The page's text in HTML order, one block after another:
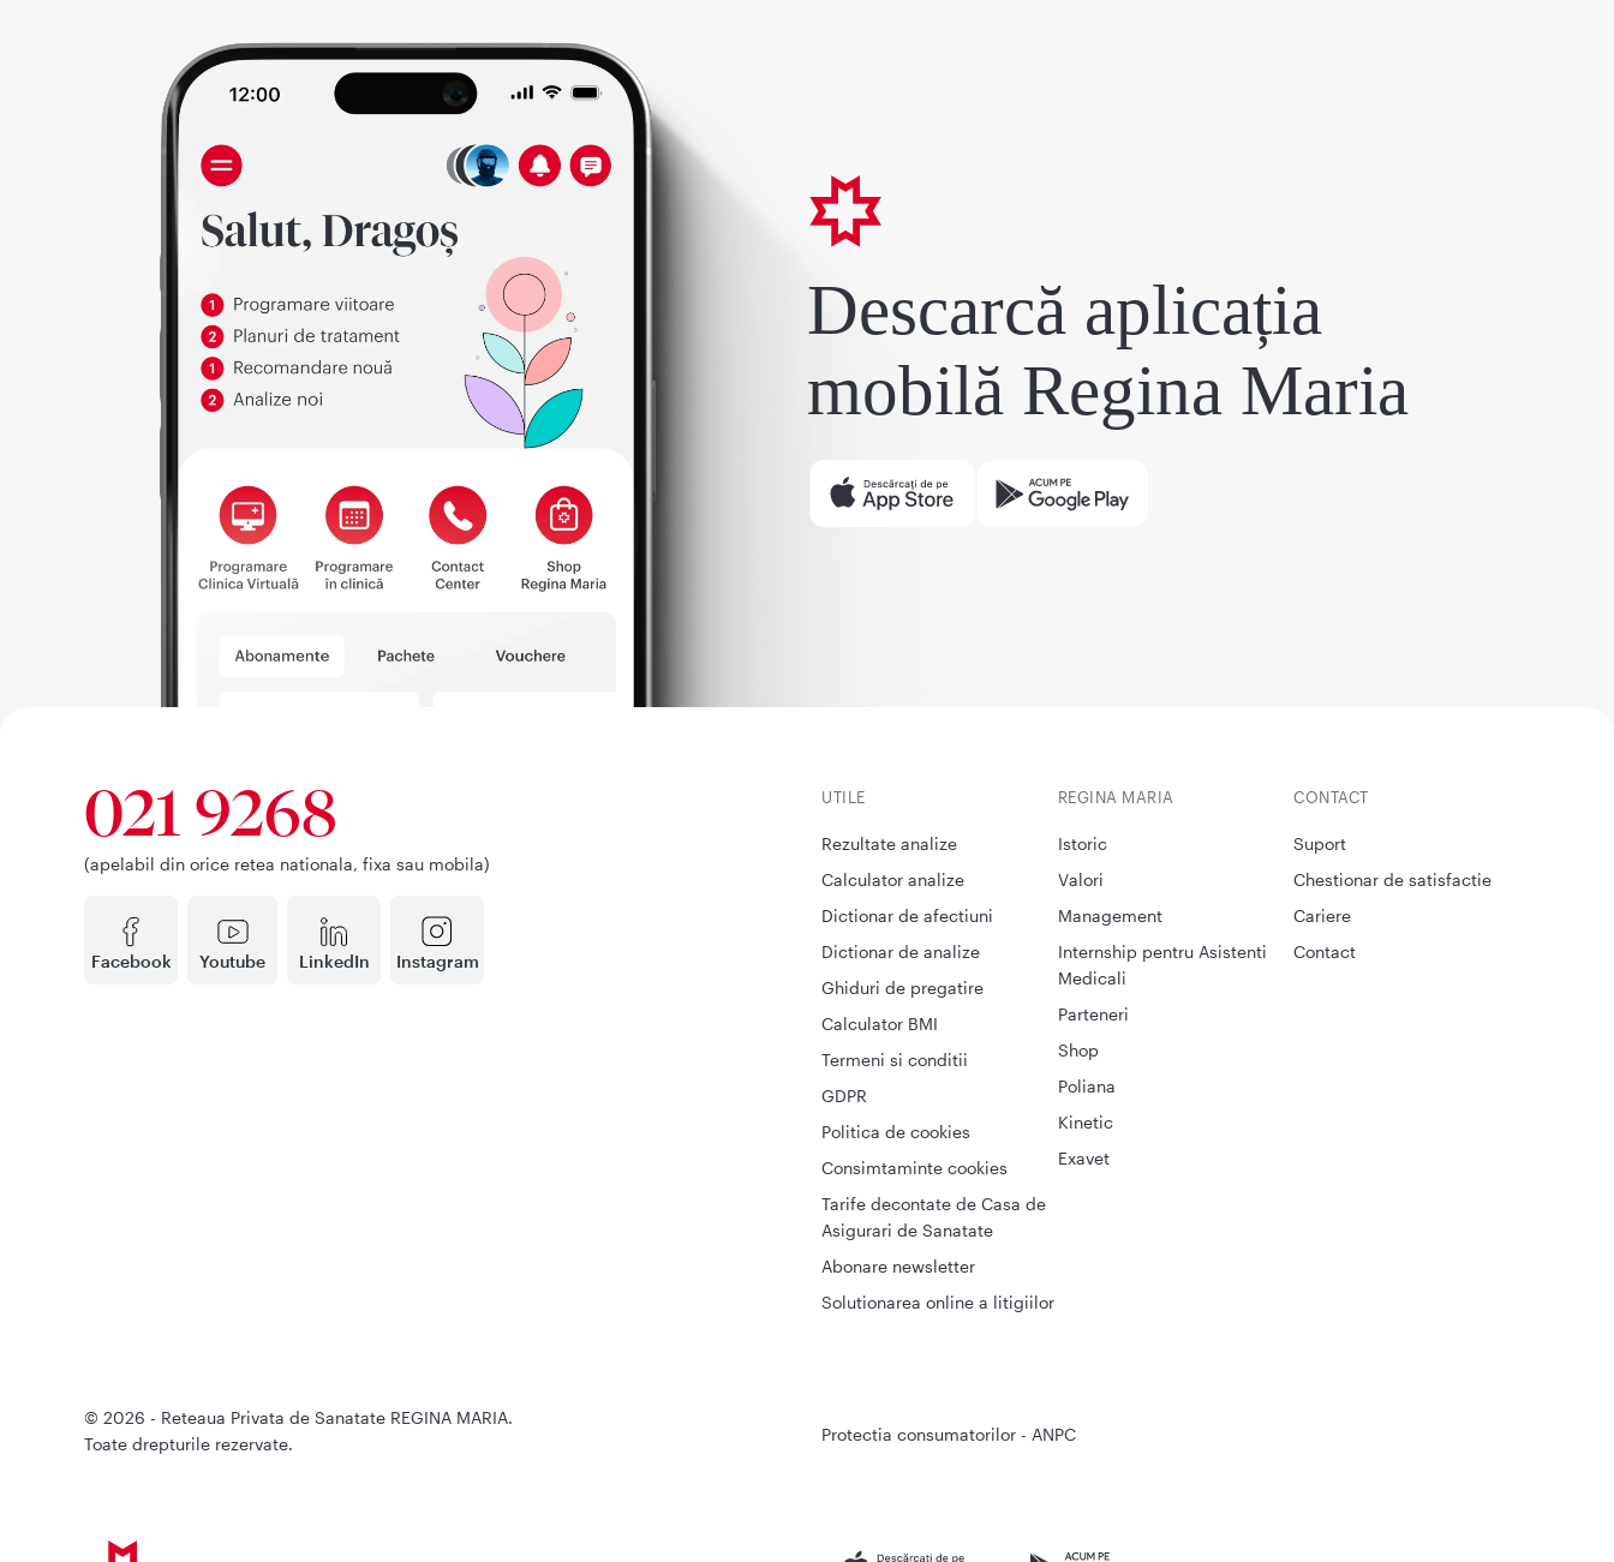
Descarcă aplicația
mobilă Regina Maria
Facebook Youtube LinkedIn Instagram
021 9268
(apelabil din orice retea nationala, fixa sau mobila)
UTILE
Rezultate analize
Calculator analize
Dictionar de afectiuni
Dictionar de analize
Ghiduri de pregatire
Calculator BMI
Termeni si conditii
GDPR
Politica de cookies
Consimtaminte cookies
Tarife decontate de Casa de
Asigurari de Sanatate
Abonare newsletter
Solutionarea online a litigiilor
CONTACT
Suport
Chestionar de satisfactie
Cariere
Contact
REGINA MARIA
Istoric
Valori
Management
Internship pentru Asistenti
Medicali
Parteneri
Shop
Poliana
Kinetic
Exavet
Protectia consumatorilor - ANPC
© 2026 - Reteaua Privata de Sanatate REGINA MARIA.
Toate drepturile rezervate.